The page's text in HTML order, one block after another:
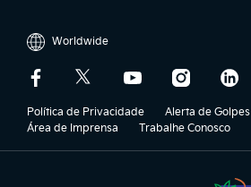
Worldwide
Política de Privacidade Alerta de Golpes
Área de Imprensa
Trabalhe Conosco